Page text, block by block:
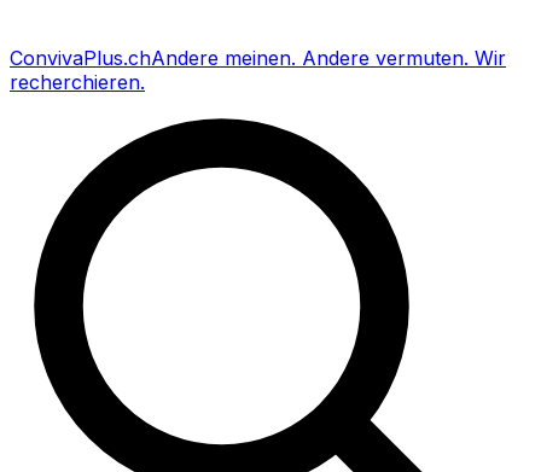
ConvivaPlus.chAndere meinen. Andere vermuten. Wir
recherchieren.